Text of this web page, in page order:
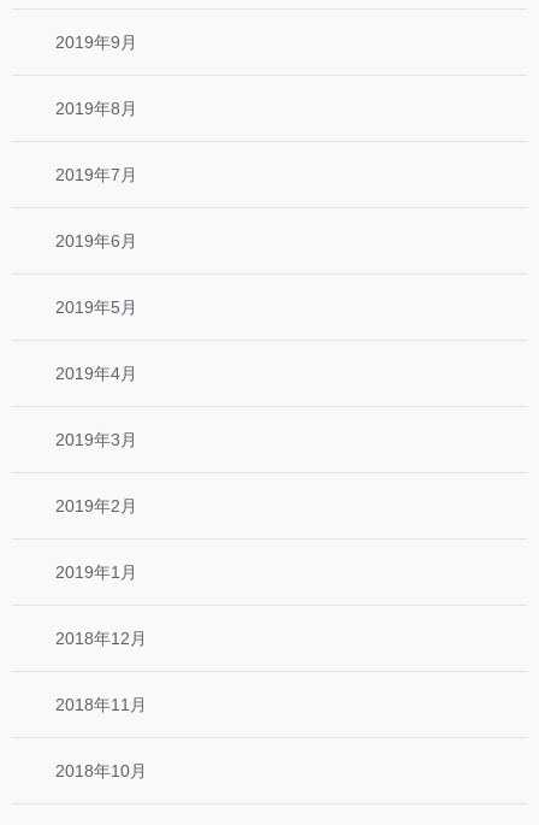
2019年9月
2019年8月
2019年7月
2019年6月
2019年5月
2019年4月
2019年3月
2019年2月
2019年1月
2018年12月
2018年11月
2018年10月